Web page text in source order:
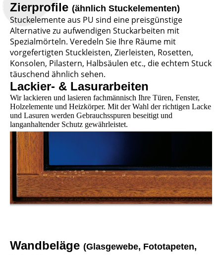
Zierprofile (ähnlich Stuckelementen)
Stuckelemente aus PU sind eine preisgünstige
Alternative zu aufwendigen Stuckarbeiten mit
Spezialmörteln. Veredeln Sie Ihre Räume mit
vorgefertigten Stuckleisten, Zierleisten, Rosetten,
Konsolen, Pilastern, Halbsäulen etc., die echtem Stuck
täuschend ähnlich sehen.
Lackier- & Lasurarbeiten
Wir lackieren und lasieren fachmännisch Ihre Türen, Fenster,
Holzelemente und Heizkörper. Mit der Wahl der richtigen Lacke
und Lasuren werden Gebrauchsspuren beseitigt und
langanhaltender Schutz gewährleistet.
Wandbeläge (Glasgewebe, Fototapeten,